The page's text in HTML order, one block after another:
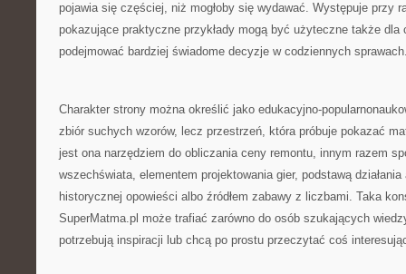
pojawia się częściej, niż mogłoby się wydawać. Występuje przy
pokazujące praktyczne przykłady mogą być użyteczne także
podejmować bardziej świadome decyzje w codziennych
Charakter strony można określić jako edukacyjno-
zbiór suchych wzorów, lecz przestrzeń, która próbuje pokazać
jest ona narzędziem do obliczania ceny remontu, innym razem
wszechświata, elementem projektowania gier, podstawą
historycznej opowieści albo źródłem zabawy z liczbami. Taka
SuperMatma.pl może trafiać zarówno do osób szukających
potrzebują inspiracji lub chcą po prostu przeczytać coś